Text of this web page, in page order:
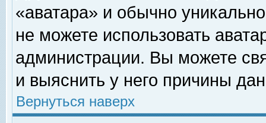
«аватара» и обычно
не можете использовать
администрации. Вы можете
и выяснить у него причины
Вернуться наверх